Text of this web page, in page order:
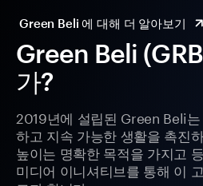
Green Beli
가?
2019년에 설립된 Green Beli
하고 지속 가능한 생활을 촉진
높이는 명확한 목적을 가지고
미디어 이니셔티브를 통해 이
Green Beli 에 대해 더 알아보기